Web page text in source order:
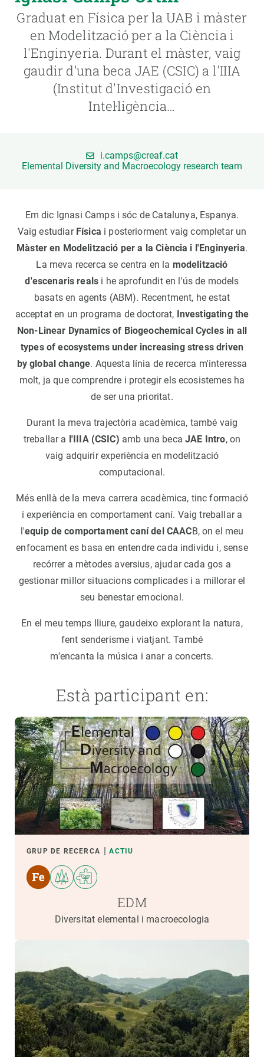
Graduat en Física per la UAB i màster
en Modelització per a la Ciència i
l'Enginyeria. Durant el màster, vaig
gaudir d’una beca JAE (CSIC) a l'IIIA
(Institut d'Investigació en
Intel·ligència…
i.camps@creaf.cat
Elemental Diversity and Macroecology research team
Em dic Ignasi Camps i sóc de Catalunya, Espanya.
Vaig estudiarFísica i posteriorment vaig completar un
Màster en Modelització per a la Ciència i l'Enginyeria.
La meva recerca se centra en la modelització
d'escenaris reals i he aprofundit en l'ús de models
basats en agents (ABM). Recentment, he estat
acceptat en un programa de doctorat, Investigating the
Non-Linear Dynamics of Biogeochemical Cycles in all
types of ecosystems under increasing stress driven
by global change. Aquesta línia de recerca m'interessa
molt, ja que comprendre i protegir els ecosistemes ha
de ser una prioritat.
Durant la meva trajectòria acadèmica, també vaig
treballar a l'IIIA (CSIC) amb una becaJAE Intro, on
vaig adquirir experiència en modelització
computacional.
Més enllà de la meva carrera acadèmica, tinc formació
i experiència en comportament caní. Vaig treballar a
l'equip de comportament caní del CAACB, on el meu
enfocament es basa en entendre cada individu i, sense
recórrer a mètodes aversius, ajudar cada gos a
gestionar millor situacions complicades i a millorar el
seu benestar emocional.
En el meu temps lliure, gaudeixo explorant la natura,
fent senderisme i viatjant. També
m'encanta la música i anar a concerts.
Està participant en:
GRUP DE RECERCA ACTIU
EDM
Diversitat elemental i macroecologia
NOTÍCIES I AGENDA